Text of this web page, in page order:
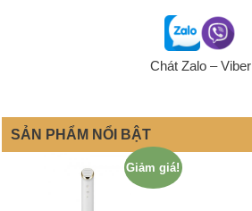
Chát Zalo – Viber
SẢN PHẨM NỔI BẬT
Giảm giá!